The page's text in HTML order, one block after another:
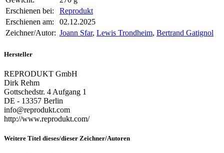
Erschienen bei:
Reprodukt
Erschienen am:
02.12.2025
Zeichner/Autor: Joann Sfar, Lewis Trondheim, Bertrand Gatignol
Hersteller
REPRODUKT GmbH
Dirk Rehm
Gottschedstr. 4 Aufgang 1
DE - 13357 Berlin
info@reprodukt.com
http://www.reprodukt.com/
Weitere Titel dieses/dieser Zeichner/Autoren